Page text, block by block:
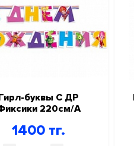
Гирл-буквы С ДР
220см/А
1400 тг.